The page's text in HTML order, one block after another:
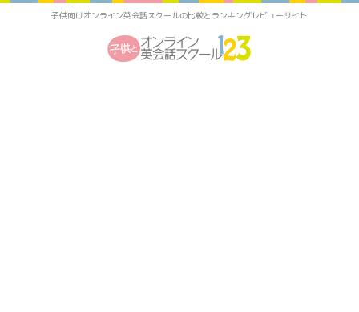
子供向けオンライン英会話スクールの比較とランキングレビューサイト